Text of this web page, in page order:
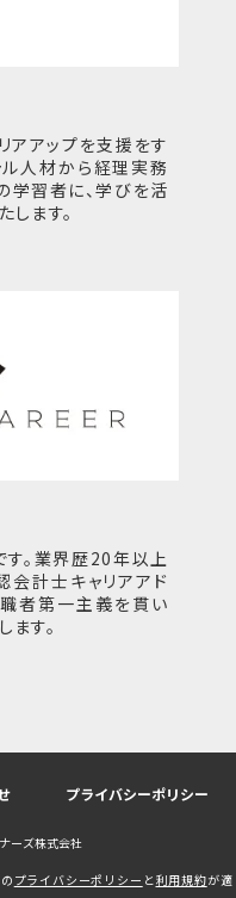
アアップを支援をす
ル人材から経理実務
学習者に、学びを活
ます。
。業界歴20年以上
会計士キャリアアド
者第一主義を貫い
す。
プライバシーポリシー
ーズ株式会社
プライバシーポリシー と利用規約が適